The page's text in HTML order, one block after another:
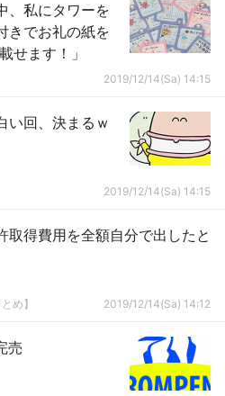
、私にタワーを
きでお礼の紙を
せます！」
2019/12/14(Sa) 14:15
い回、決まるｗ
2019/12/14(Sa) 14:15
取得費用を全額自分で出したと
め】 2019/12/14(Sa) 14:12
売